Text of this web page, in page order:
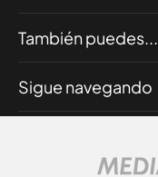
También puedes...
Sigue navegando